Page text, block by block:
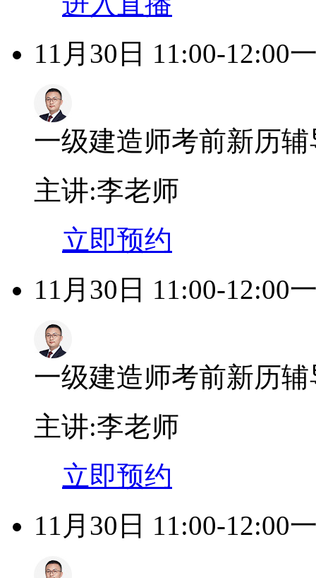
11月30日 11:00-12:00
一级建造师考前新历辅
主讲:李老师
立即预约
11月30日 11:00-12:00
一级建造师考前新历辅
主讲:李老师
立即预约
11月30日 11:00-12:00